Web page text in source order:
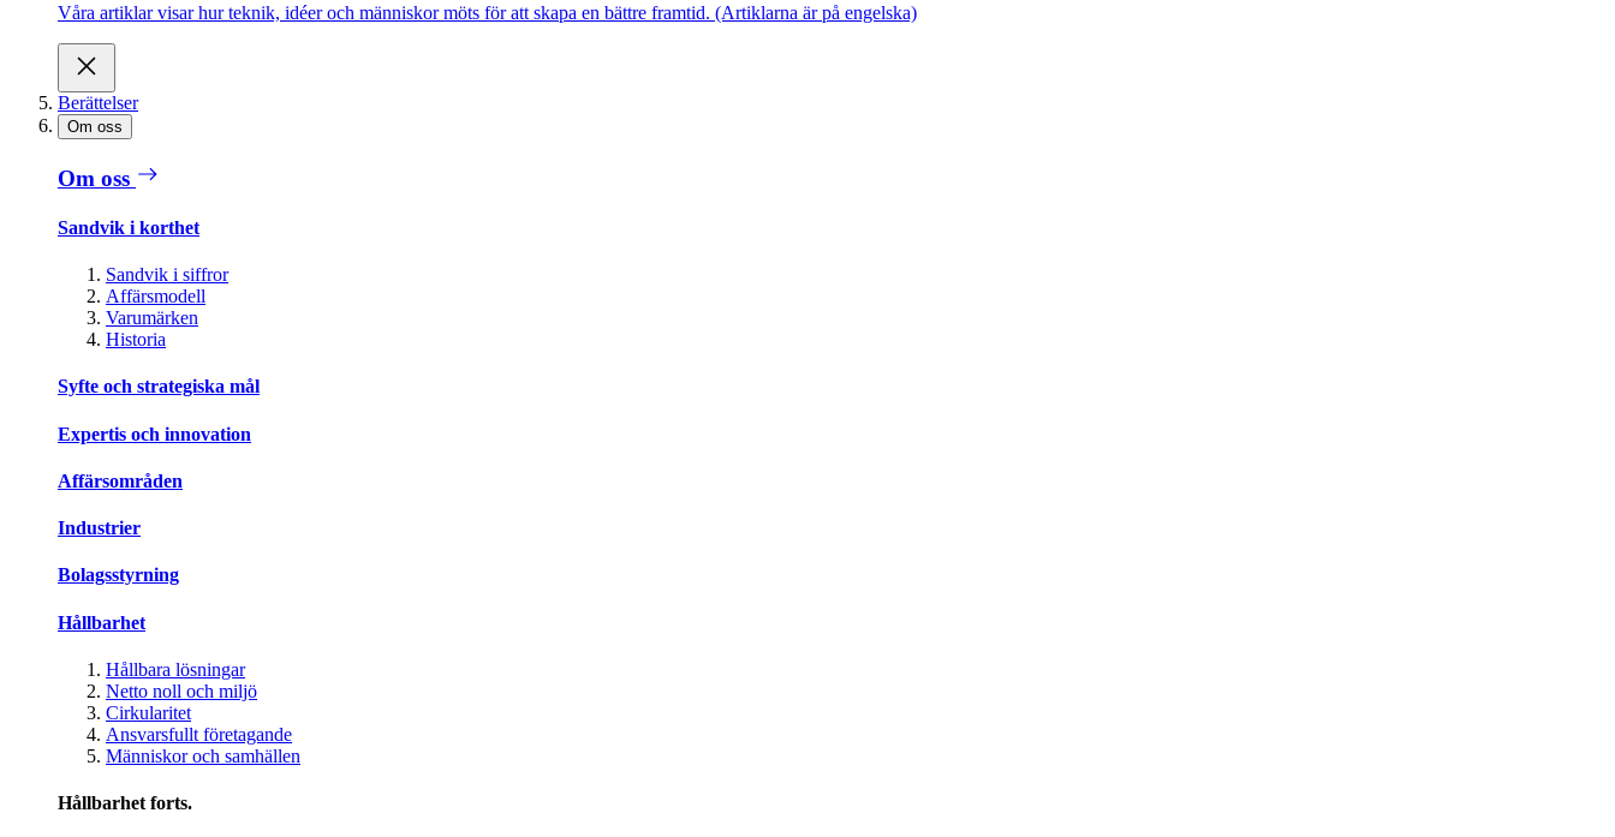
Våra artiklar visar hur teknik, idéer och människor möts för att skapa en bättre framtid. (Artiklarna är på engelska)
Berättelser
Om oss
Om oss
Sandvik i korthet
Sandvik i siffror
Affärsmodell
Varumärken
Historia
Syfte och strategiska mål
Expertis och innovation
Affärsområden
Industrier
Bolagsstyrning
Hållbarhet
Hållbara lösningar
Netto noll och miljö
Cirkularitet
Ansvarsfullt företagande
Människor och samhällen
Hållbarhet forts.